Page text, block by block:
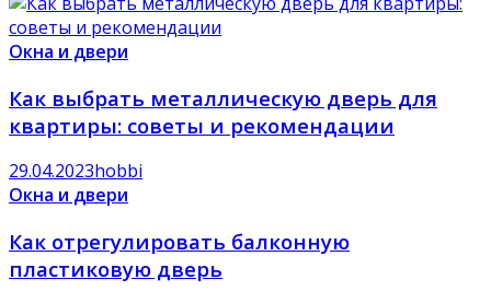
Окна и двери
Как выбрать металлическую дверь для
квартиры: советы и рекомендации
29.04.2023hobbi
Окна и двери
Как отрегулировать балконную
пластиковую дверь